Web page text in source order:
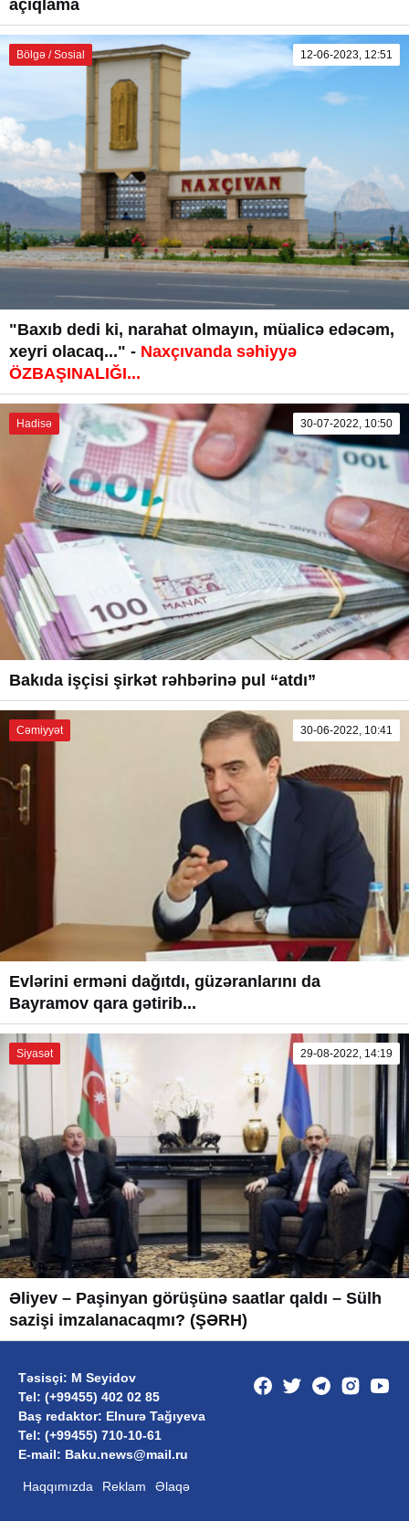
açıqlama
Bölgə / Sosial 12-06-2023, 12:51
"Baxıb dedi ki, narahat olmayın, müalicə edəcəm,
xeyri olacaq..." - Naxçıvanda səhiyyə
ÖZBAŞINALIĞI...
Hadisə 30-07-2022, 10:50
Bakıda işçisi şirkət rəhbərinə pul “atdı”
Cəmiyyət 30-06-2022, 10:41
Evlərini erməni dağıtdı, güzəranlarını da
Bayramov qara gətirib...
Siyasət 29-08-2022, 14:19
Əliyev – Paşinyan görüşünə saatlar qaldı – Sülh
sazişi imzalanacaqmı? (ŞƏRH)
Təsisçi: M Seyidov
Tel: (+99455) 402 02 85
Baş redaktor: Elnurə Tağıyeva
Tel: (+99455) 710-10-61
E-mail: Baku.news@mail.ru
Haqqımızda Reklam Əlaqə